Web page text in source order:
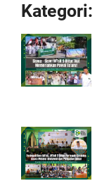
Kategori: